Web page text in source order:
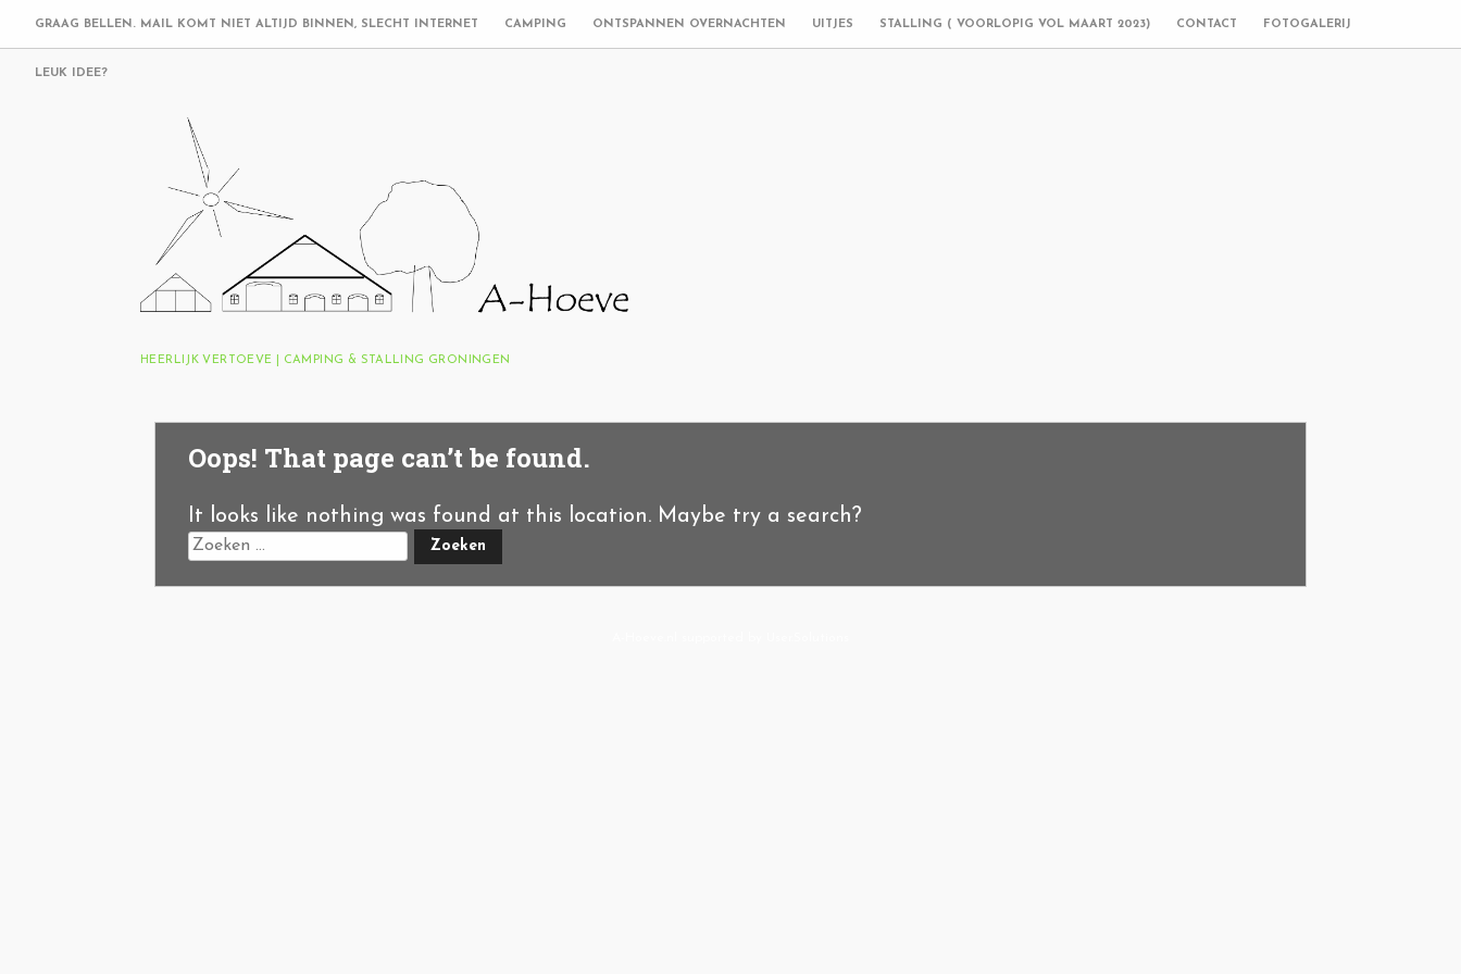
GRAAG BELLEN. MAIL KOMT NIET ALTIJD BINNEN, SLECHT INTERNET CAMPING ONTSPANNEN OVERNACHTEN UITJES STALLING ( VOORLOPIG VOL MAART 2023) CONTACT FOTOGALERIJ
LEUK IDEE?
HEERLIJK VERTOEVE | CAMPING & STALLING GRONINGEN
Oops! That page can’t be found.
It looks like nothing was found at this location. Maybe try a search?